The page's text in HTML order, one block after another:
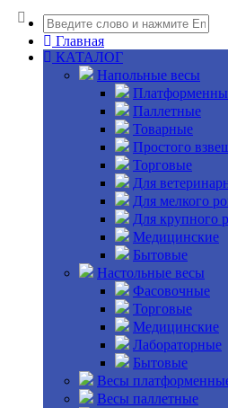
Главная
КАТАЛОГ
Напольные весы
Паллетные
Товарные
Простого
Торговые
Для
Для мелкого
Для крупного
Медицинские
Бытовые
Настольные весы
Фасовочные
Торговые
Медицинские
Лабораторные
Бытовые
Весы
Весы паллетные